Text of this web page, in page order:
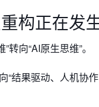
构正在发
向“AI原生思维”。
结果驱动、人机协作